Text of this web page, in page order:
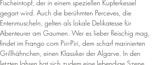
Fischeintopf, der in einem speziellen Kupferkessel
gegart wird. Auch die berühmten Perceves, die
Entenmuscheln, gelten als lokale Delikatesse für
Abenteurer am Gaumen. Wer es lieber fleischig mag,
findet im Frango com Piri-Piri, dem scharf marinierten
Grillhähnchen, einen Klassiker der Algarve. In den